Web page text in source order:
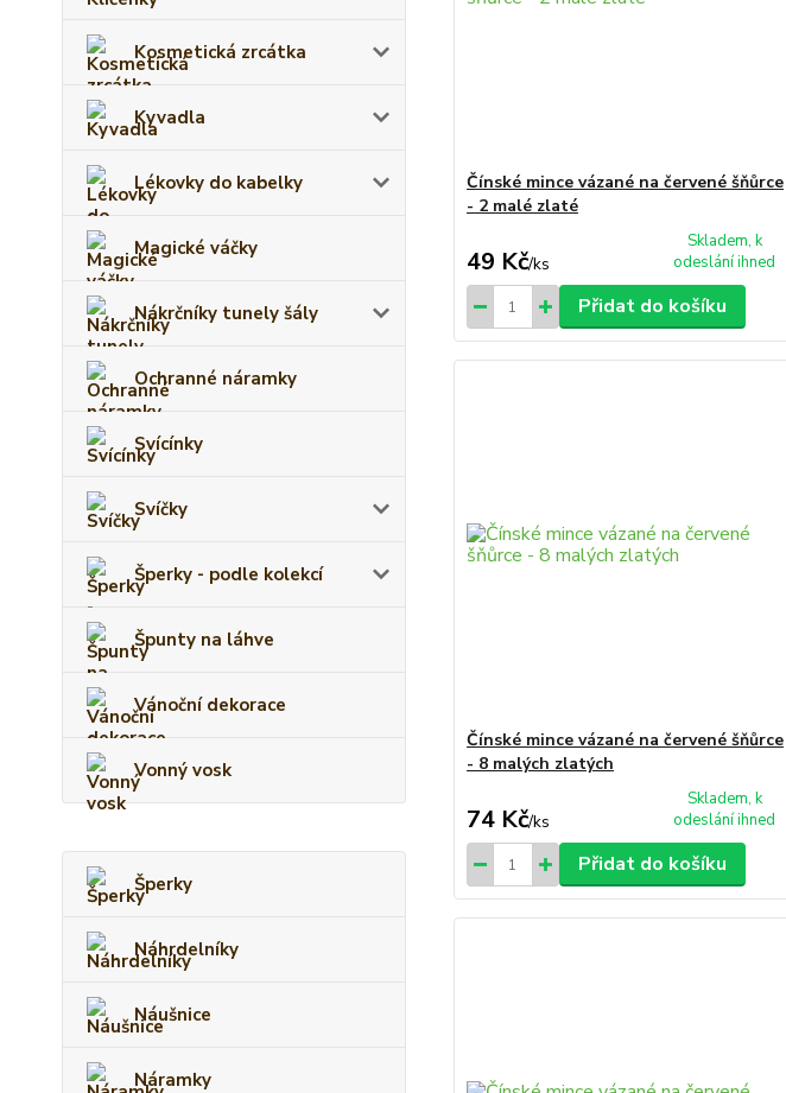
Kosmetická zrcátka
Kyvadla
Lékovky do kabelky
Magické váčky
Nákrčníky tunely šály
Ochranné náramky
Svícínky
Svíčky
Šperky - podle kolekcí
Špunty na láhve
Vánoční dekorace
Vonný vosk
Šperky
Náhrdelníky
Náušnice
Náramky
Čínské mince vázané na červené šňůrce
- 2 malé zlaté
49 Kč/ks
Skladem, k
odeslání ihned
Přidat do košíku
Čínské mince vázané na červené šňůrce
- 8 malých zlatých
74 Kč/ks
Skladem, k
odeslání ihned
Přidat do košíku